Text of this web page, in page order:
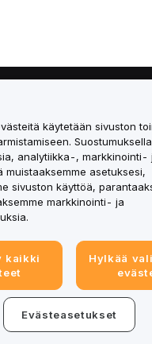
All rights reserved.
käytetään sivuston
analytiikka-, markkinointi-
muistaaksemme asetuksesi,
sivuston käyttöä,
markkinointi- ja
kaikki
Hylkää
Evästeasetukset